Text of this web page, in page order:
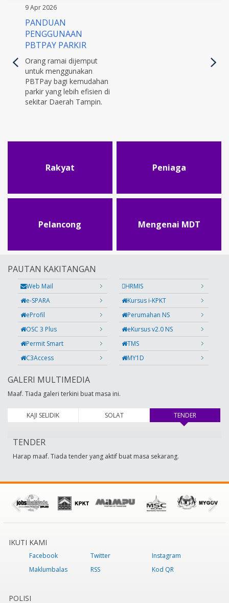
9 Apr 2026
PANDUAN
PENGGUNAAN
PBTPAY PARKIR
Orang ramai dijemput
untuk menggunakan
PBTPay bagi kemudahan
parkir yang lebih efisien di
sekitar Daerah Tampin.
Rakyat Peniaga
Pelancong Mengenai MDT
PAUTAN KAKITANGAN
Web Mail
HRMIS
e-SPARA
Kursus i-KPKT
eProfil
Perumahan NS
OSC 3 Plus
eKursus v2.0 NS
Permit Smart
TMS
C3Access
MY1D
GALERI MULTIMEDIA
Maaf. Tiada galeri terkini buat masa ini.
KAJI SELIDIK SOLAT TENDER
TENDER
Harap maaf. Tiada tender yang aktif buat masa sekarang.
IKUTI KAMI
Facebook Twitter
Instagram
Maklumbalas
RSS Kod QR
POLISI